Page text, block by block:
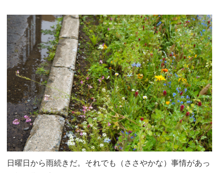
日曜日から雨続きだ。それでも（ささやかな）事情があっ